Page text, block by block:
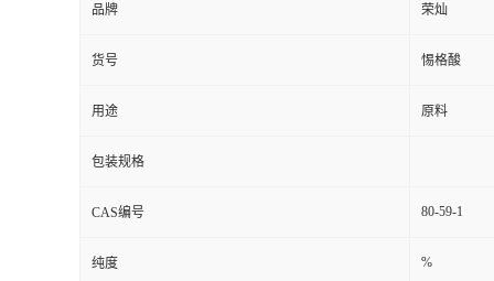
品牌 荣灿
货号 惕格酸
用途 原料
包装规格
CAS编号 80-59-1
纯度 %